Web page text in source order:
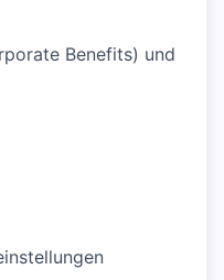
Benefits) und